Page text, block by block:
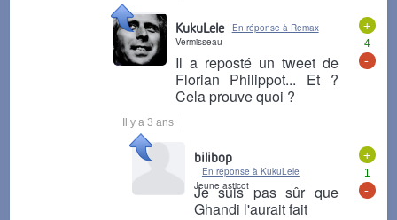
+
4
-
KukuLele
En réponse à Remax
Vermisseau
Il a reposté un tweet de
Florian Philippot... Et ?
Cela prouve quoi ?
Il y a 3 ans
+
1
-
bilibop
En réponse à KukuLele
Jeune asticot
Je suis pas sûr que
Ghandi l'aurait fait